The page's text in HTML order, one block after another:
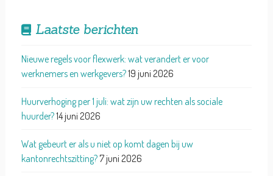
Laatste berichten
Nieuwe regels voor flexwerk: wat verandert er voor
werknemers en werkgevers?19 juni 2026
Huurverhoging per 1 juli: wat zijn uw rechten als sociale
huurder?14 juni 2026
Wat gebeurt er als u niet op komt dagen bij uw
kantonrechtszitting?7 juni 2026